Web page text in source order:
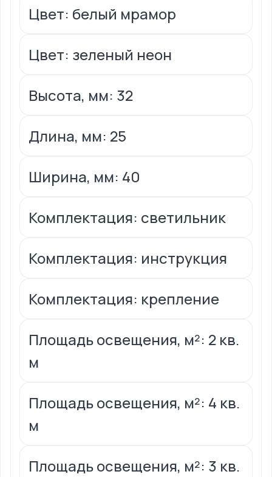
Цвет: белый мрамор
Цвет: зеленый неон
Высота, мм: 32
Длина, мм: 25
Ширина, мм: 40
Комплектация: светильник
Комплектация: инструкция
Комплектация: крепление
Площадь освещения, м²: 2 кв.
м
Площадь освещения, м²: 4 кв.
м
Площадь освещения, м²: 3 кв.